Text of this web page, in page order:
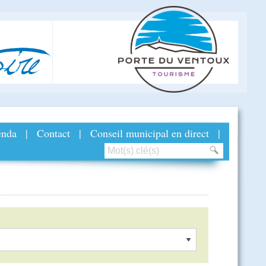
| Contact | Conseil municipal en direct |